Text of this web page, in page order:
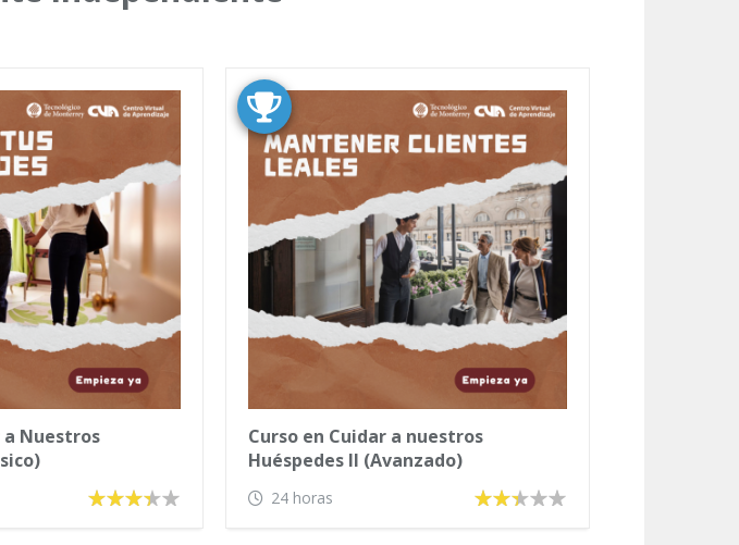
a Nuestros
Curso en Cuidar a nuestros
Huéspedes II (Avanzado)
24 horas